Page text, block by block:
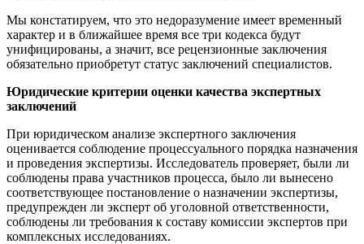
Мы констатируем, что это недоразумение имеет временный
характер и в ближайшее время все три кодекса будут
унифицированы, а значит, все рецензионные заключения
обязательно приобретут статус заключений специалистов.
Юридические критерии оценки качества экспертных
заключений
При юридическом анализе экспертного заключения
оценивается соблюдение процессуального порядка назначения
и проведения экспертизы. Исследователь проверяет, были ли
соблюдены права участников процесса, было ли вынесено
соответствующее постановление о назначении экспертизы,
предупрежден ли эксперт об уголовной ответственности,
соблюдены ли требования к составу комиссии экспертов при
комплексных исследованиях.